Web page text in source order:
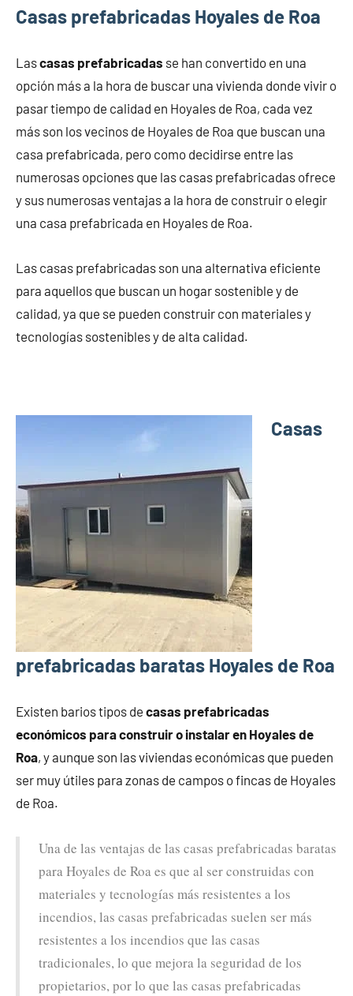
Casas prefabricadas Hoyales de Roa
Lascasas prefabricadas se han convertido en una
opción más a la hora de buscar una vivienda donde vivir o
pasar tiempo de calidad en Hoyales de Roa, cada vez
más son los vecinos de Hoyales de Roa que buscan una
casa prefabricada, pero como decidirse entre las
numerosas opciones que las casas prefabricadas ofrece
y sus numerosas ventajas a la hora de construir o elegir
una casa prefabricada en Hoyales de Roa.
Las casas prefabricadas son una alternativa eficiente
para aquellos que buscan un hogar sostenible y de
calidad, ya que se pueden construir con materiales y
tecnologías sostenibles y de alta calidad.
Casas
prefabricadas baratas Hoyales de Roa
Existen barios tipos de casas prefabricadas
económicos para construir o instalar en Hoyales de
Roa, y aunque son las viviendas económicas que pueden
ser muy útiles para zonas de campos o fincas de Hoyales
de Roa.
Una de las ventajas de las casas prefabricadas baratas
para Hoyales de Roa es que al ser construidas con
materiales y tecnologías más resistentes a los
incendios, las casas prefabricadas suelen ser más
resistentes a los incendios que las casas
tradicionales, lo que mejora la seguridad de los
propietarios, por lo que las casas prefabricadas